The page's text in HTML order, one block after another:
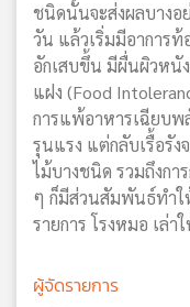
ชนิดนั้นจะส่งผลบางอ
วัน แล้วเริ่มมีอาการท้
อักเสบขึ้น มีผื่นผิวหนั
แฝง (Food
การแพ้อาหารเฉียบพ
รุนแรง แต่กลับเรื้อรั
ไม้บางชนิด รวมถึงกา
ๆ ก็มีส่วนสัมพันธ์ทำใ
รายการ โรงหมอ เล่า
ผู้จัดรายการ